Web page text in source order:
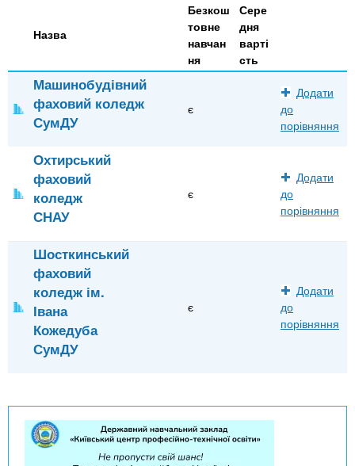
Назва
Безкош
товне
навчан
ня
Сере
дня
варті
сть
Машинобудівний
фаховий коледж
СумДУ
є
Додати
до
порівняння
Охтирський
фаховий
коледж
СНАУ
є
Додати
до
порівняння
Шосткинський
фаховий
коледж ім.
Івана
Кожедуба
СумДУ
є
Додати
до
порівняння